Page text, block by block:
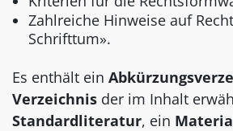
Zahlreiche Hinweise auf
Schrifttum».
Es enthält ein
Verzeichnis der im Inhalt
Standardliteratur, ein